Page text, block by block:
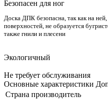
Безопасен для ног
Доска ДПК безопасна, так как на
поверхностей, не образуется
также гнили и плесени
Экологичный
Не требует обслуживания
Основные характеристики
Страна производитель